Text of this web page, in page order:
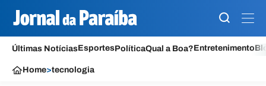
Últimas NotíciasEsportesPolíticaQual a Boa?Entretenimento
Home>tecnologia